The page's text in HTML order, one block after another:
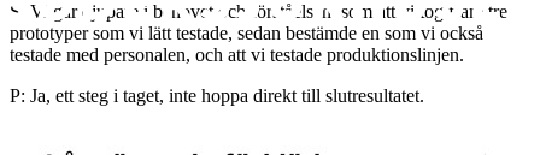
S: Vi går djupare i behovet och förståelsen: som att vi tog fram tre
prototyper som vi lätt testade, sedan bestämde en som vi också
testade med personalen, och att vi testade produktionslinjen.
P: Ja, ett steg i taget, inte hoppa direkt till slutresultatet.